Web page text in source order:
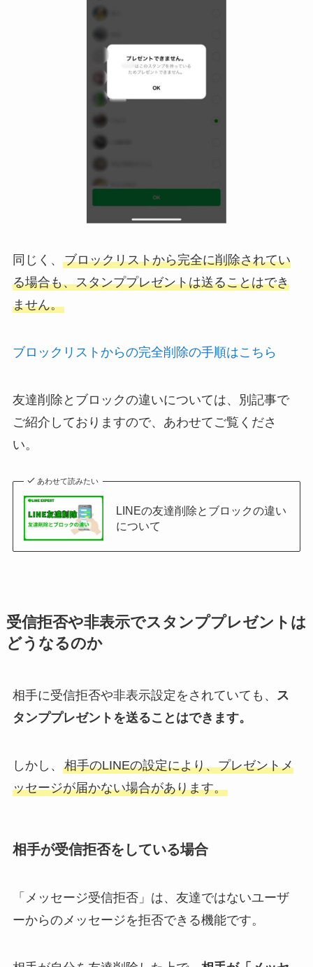
同じく、 ブロックリストから完全に削除されてい
る場合も、スタンププレゼントは送ることはでき
ません。
ブロックリストからの完全削除の手順はこちら
友達削除とブロックの違いについては、別記事で
ご紹介しておりますので、あわせてご覧くださ
い。
あわせて読みたい
LINEの友達削除とブロックの違い
について
受信拒否や非表示でスタンププレゼントは
どうなるのか
相手に受信拒否や非表示設定をされていても、
ス
タンププレゼントを送ることはできます。
しかし、 相手のLINEの設定により、プレゼントメ
ッセージが届かない場合があります。
相手が受信拒否をしている場合
「メッセージ受信拒否」は、友達ではないユーザ
ーからのメッセージを拒否できる機能です。